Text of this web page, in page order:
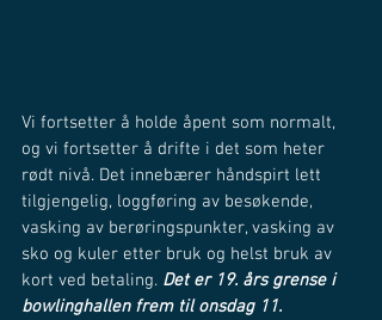
Vi fortsetter å holde åpent som normalt,
og vi fortsetter å drifte i det som heter
rødt nivå. Det innebærer håndspirt lett
tilgjengelig, loggføring av besøkende,
vasking av berøringspunkter, vasking av
sko og kuler etter bruk og helst bruk av
kort ved betaling. Det er 19. års grense i
bowlinghallen frem til onsdag 11.